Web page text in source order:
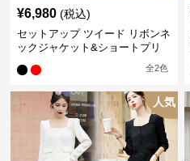
¥6,980 (税込)
セットアップ ツイード リボンネ
ックジャケット&ショートプリ
全2色
人気